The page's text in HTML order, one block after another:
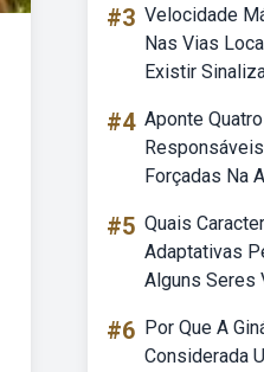
#3 Velocidade
Nas Vias
Existir
#4 Aponte
Forçadas Na
#5 Quais
Adaptativas
Alguns Seres
#6 Por Que A
Considerada